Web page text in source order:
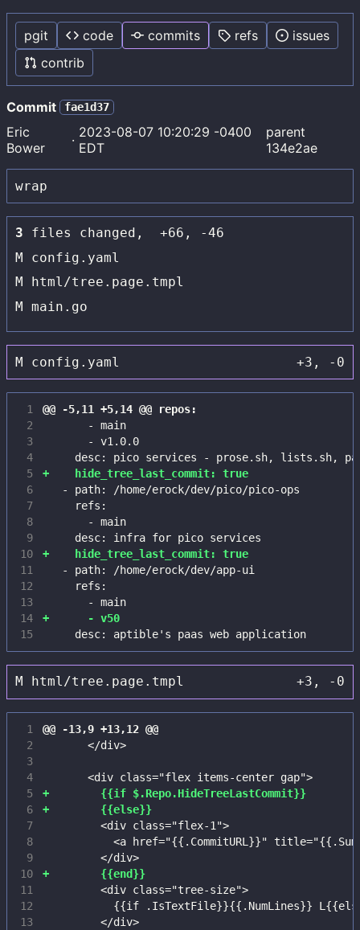
pgit code commits refs
issues
contrib
Commit fae1d37
Eric
Bower
· 2023-08-07 10:20:29 -0400
EDT
parent
134e2ae
3 files changed,+66 , -46
M
config.yaml
M
html/tree.page.tmpl
M main.go
M config.yaml +3 , -0
1
2
       - main
3
       - v1.0.0
4
5
+    hide_tree_last_commit: true
6
7
8
       - main
9
10
+    hide_tree_last_commit: true
11
   - path: /home/erock/dev/app-ui
12
13
       - main
14
+      - v50
15
     desc: aptible's paas web application
M html/tree.page.tmpl +3 , -0
1
@@ -13,9 +13,12 @@
2
       </div>
3
4
       <div class="flex items-center gap">
5
+        {{if $.Repo.HideTreeLastCommit}}
6
+        {{else}}
7
         <div class="flex-1">
8
9
         </div>
10
+        {{end}}
11
         <div class="tree-size">
12
13
         </div>